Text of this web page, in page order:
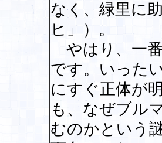
なく、緑里に
ヒ」）。
やはり、一
です。いった
にすぐ正体が
も、なぜブル
むのかという